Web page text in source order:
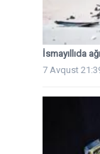
İsmayıllıda
7 Avqust